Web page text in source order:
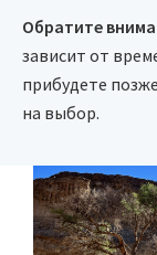
Обратите
зависит от
прибудете
на выбор.